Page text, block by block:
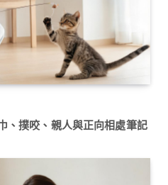
、撲咬、親人與正向相處筆記